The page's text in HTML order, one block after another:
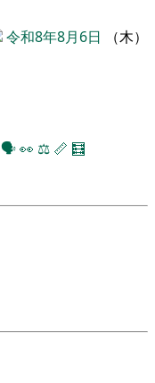
令和8年8月6日 （木）
🗣️👀 ⚖️ 📏 🧮